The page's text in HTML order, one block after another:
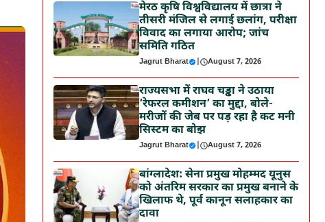
मेरठ कृषि विश्वविद्यालय में छात्रा ने
तीसरी मंजिल से लगाई छलांग, परीक्षा
विवाद का लगाया आरोप; जांच
समिति गठित
Jagrut Bharat | August 7, 2026
राज्यसभा में राघव चड्ढा ने उठाया
‘रेफरल कमीशन’ का मुद्दा, बोले-
मरीजों की जेब पर पड़ रहा है कट मनी
सिस्टम का बोझ
Jagrut Bharat | August 7, 2026
बांग्लादेश: सेना प्रमुख मोहम्मद यूनुस
को अंतरिम सरकार का प्रमुख बनाने के
खिलाफ थे, पूर्व कानून सलाहकार का
दावा